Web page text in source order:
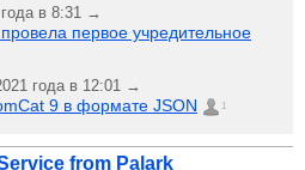
в 8:31 →
первое учредительное
года в 12:01 →
9 в формате JSON 1
from Palark